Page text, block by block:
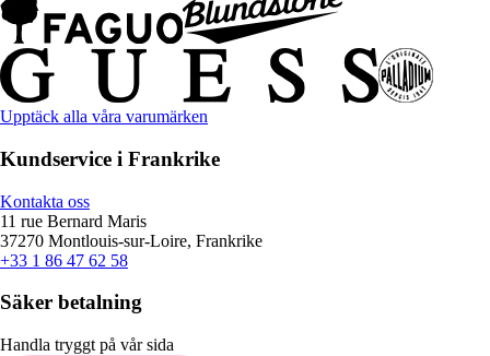
Upptäck alla våra varumärken
Kundservice i Frankrike
Kontakta oss
11 rue Bernard Maris
37270 Montlouis-sur-Loire, Frankrike
+33 1 86 47 62 58
Säker betalning
Handla tryggt på vår sida